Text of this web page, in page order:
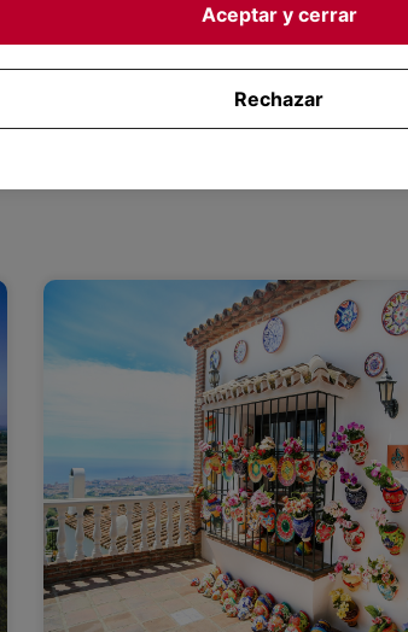
Aceptar y cerrar
Rechazar